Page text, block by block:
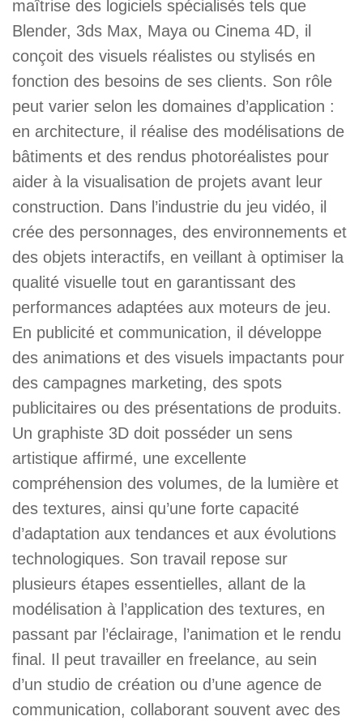
maîtrise des logiciels spécialisés tels que
Blender, 3ds Max, Maya ou Cinema 4D, il
conçoit des visuels réalistes ou stylisés en
fonction des besoins de ses clients. Son rôle
peut varier selon les domaines d’application :
en architecture, il réalise des modélisations de
bâtiments et des rendus photoréalistes pour
aider à la visualisation de projets avant leur
construction. Dans l’industrie du jeu vidéo, il
crée des personnages, des environnements et
des objets interactifs, en veillant à optimiser la
qualité visuelle tout en garantissant des
performances adaptées aux moteurs de jeu.
En publicité et communication, il développe
des animations et des visuels impactants pour
des campagnes marketing, des spots
publicitaires ou des présentations de produits.
Un graphiste 3D doit posséder un sens
artistique affirmé, une excellente
compréhension des volumes, de la lumière et
des textures, ainsi qu’une forte capacité
d’adaptation aux tendances et aux évolutions
technologiques. Son travail repose sur
plusieurs étapes essentielles, allant de la
modélisation à l’application des textures, en
passant par l’éclairage, l’animation et le rendu
final. Il peut travailler en freelance, au sein
d’un studio de création ou d’une agence de
communication, collaborant souvent avec des